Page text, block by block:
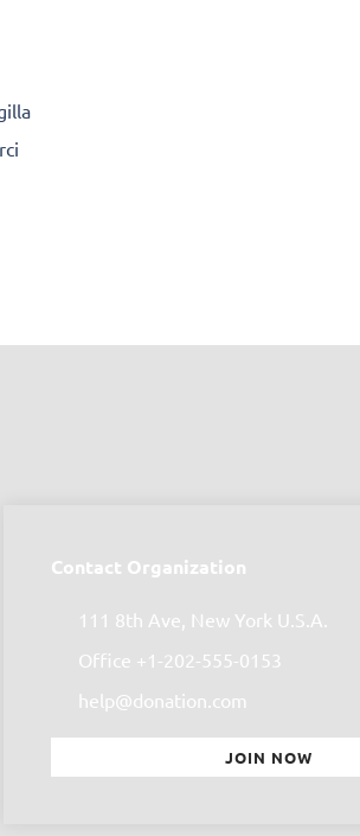
Contact Organization
111 8th Ave, New York U.S.A.
Office +1-202-555-0153
help@donation.com
JOIN NOW